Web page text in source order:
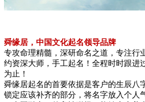
舜缘居，中国文化起名领导品牌
专攻命理精髓，深研命名之道，专注行
约资深大师，手工起名！全程时时跟进
为止！
舜缘居起名的首要依据是客户的生辰八
锁定应该补齐的部分，将名字放入个人